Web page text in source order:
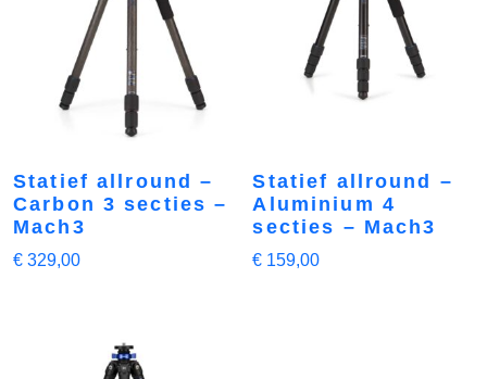
Statief allround –
Carbon 3 secties –
Mach3
€ 329,00
Statief allround –
Aluminium 4
secties – Mach3
€ 159,00